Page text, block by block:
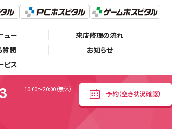
ュー
来店修理の流れ
質問
お知らせ
ビス
048-778-7973
10:00〜20:00（無休）
予約（空き状況確認）
10:00〜20:00（無休）
予約（空き状況確認）